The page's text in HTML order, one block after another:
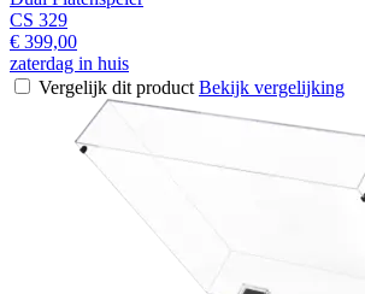
CS 329
€ 399,00
zaterdag in huis
Vergelijk dit product Bekijk vergelijking